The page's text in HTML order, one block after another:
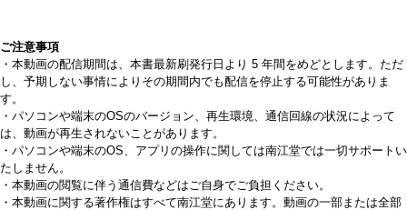
ご注意事項
・本動画の配信期間は、本書最新刷発行日より 5 年間をめどとします。ただ
し、予期しない事情によりその期間内でも配信を停止する可能性がありま
す。
・パソコンや端末のOSのバージョン、再生環境、通信回線の状況によって
は、動画が再生されないことがあります。
・パソコンや端末のOS、アプリの操作に関しては南江堂では一切サポートい
たしません。
・本動画の閲覧に伴う通信費などはご自身でご負担ください。
・本動画に関する著作権はすべて南江堂にあります。動画の一部または全部